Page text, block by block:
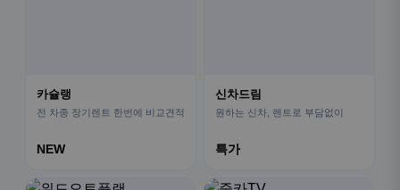
카슐랭
전 차종 장기렌트 한번에 비교견적
NEW
신차드림
원하는 신차, 렌트로 부담없이
특가